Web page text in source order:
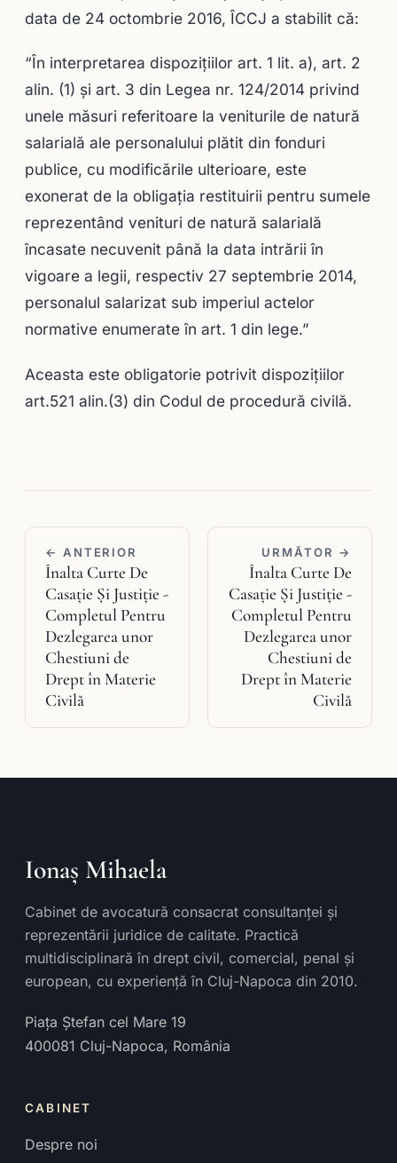
data de 24 octombrie 2016, ÎCCJ a stabilit că:
“În interpretarea dispoziţiilor art. 1 lit. a), art. 2
alin. (1) şi art. 3 din Legea nr. 124/2014 privind
unele măsuri referitoare la veniturile de natură
salarială ale personalului plătit din fonduri
publice, cu modificările ulterioare, este
exonerat de la obligaţia restituirii pentru sumele
reprezentând venituri de natură salarială
încasate necuvenit până la data intrării în
vigoare a legii, respectiv 27 septembrie 2014,
personalul salarizat sub imperiul actelor
normative enumerate în art. 1 din lege.”
Aceasta este obligatorie potrivit dispoziţiilor
art.521 alin.(3) din Codul de procedură civilă.
← ANTERIOR
Înalta Curte De
Casaţie Şi Justiţie -
Completul Pentru
Dezlegarea unor
Chestiuni de
Drept în Materie
Civilă
URMĂTOR →
Înalta Curte De
Casaţie Şi Justiţie -
Completul Pentru
Dezlegarea unor
Chestiuni de
Drept în Materie
Civilă
Ionaș Mihaela
Cabinet de avocatură consacrat consultanței și
reprezentării juridice de calitate. Practică
multidisciplinară în drept civil, comercial, penal și
european, cu experiență în Cluj-Napoca din 2010.
Piața Ștefan cel Mare 19
400081 Cluj-Napoca, România
CABINET
Despre noi